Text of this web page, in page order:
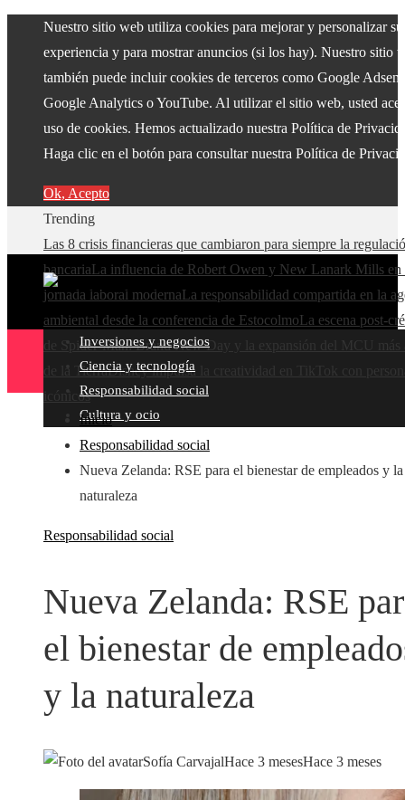
Nuestro sitio web utiliza cookies para mejorar y personalizar su
experiencia y para mostrar anuncios (si los hay). Nuestro sitio
también puede incluir cookies de terceros como Google
Google Analytics o YouTube. Al utilizar el sitio web, usted
uso de cookies. Hemos actualizado nuestra Política de
Haga clic en el botón para consultar nuestra Política de
Ok, Acepto
Trending
Las 8 crisis financieras que cambiaron para siempre la
bancariaLa influencia de Robert Owen y New Lanark Mills en
jornada laboral modernaLa responsabilidad compartida en la
ambiental desde la conferencia de EstocolmoLa escena post-
de Spider-Man: Brand New Day y la expansión del MCU más
de la TierraDisney impulsa la creatividad en TikTok con
icónicos
Inversiones y negocios
Ciencia y tecnología
Responsabilidad social
Cultura y ocio
Inicio
Responsabilidad social
Nueva Zelanda: RSE para el bienestar de empleados y la
naturaleza
Responsabilidad social
Nueva Zelanda: RSE
el bienestar de
y la naturaleza
Sofía CarvajalHace 3 mesesHace 3 meses